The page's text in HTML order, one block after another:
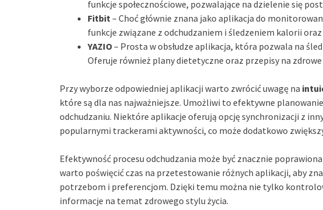
funkcje społecznościowe, pozwalające na dzielenie się
Fitbit– Choć głównie znana jako aplikacja do
funkcje związane z odchudzaniem i śledzeniem kalorii oraz
YAZIO– Prosta w obsłudze aplikacja, która pozwala na
Oferuje również plany dietetyczne oraz przepisy na zdrowe
Przy wyborze odpowiedniej aplikacji warto zwrócić uwagę na
które są dla nas najważniejsze. Umożliwi to efektywne
odchudzaniu. Niektóre aplikacje oferują opcję synchronizacji z
popularnymi trackerami aktywności, co może dodatkowo
Efektywność procesu odchudzania może być znacznie
warto poświęcić czas na przetestowanie różnych aplikacji, aby
potrzebom i preferencjom. Dzięki temu można nie tylko
informacje na temat zdrowego stylu życia.